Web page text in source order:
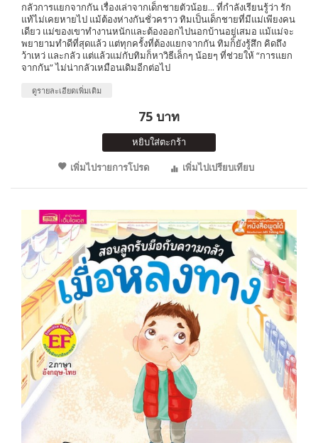
กลัวการแยกจากกัน เรื่องเล่าจากเด็กชายตัวน้อย... ที่กำลังเรียนรู้ว่า รัก
แท้ไม่เคยหายไป แม้ต้องห่างกันชั่วคราว ทิมเป็นเด็กชายที่มีแม่เพียงคน
เดียว แม่ของเขาทำงานหนักและต้องออกไปนอกบ้านอยู่เสมอ แม้แม่จะ
พยายามทำดีที่สุดแล้ว แต่ทุกครั้งที่ต้องแยกจากกัน ทิมก็ยังรู้สึก คิดถึง
ว้าเหว่ และกลัว แต่แล้วแม่กับทิมก็หาวิธีเล็กๆ น้อยๆ ที่ช่วยให้ “การแยก
จากกัน” ไม่น่ากลัวเหมือนเดิมอีกต่อไป
ดูรายละเอียดเพิ่มเติม
75 บาท
หยิบใส่ตะกร้า
เพิ่มไปรายการโปรด
เพิ่มไปเปรียบเทียบ